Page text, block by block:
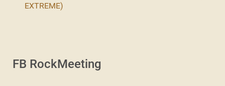
EXTREME)
FB RockMeeting